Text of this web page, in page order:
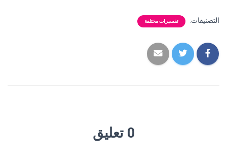
التصنيفات: تفسيرات مختلفة
0 تعليق